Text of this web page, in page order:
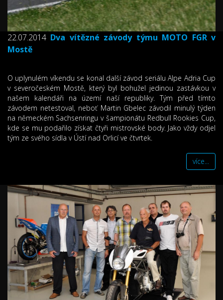
22.07.2014 Dva vítězné závody týmu MOTO FGR v
Mostě
O uplynulém víkendu se konal další závod seriálu Alpe Adria Cup
v severočeském Mostě, který byl bohužel jedinou zastávkou v
našem kalendáři na území naší republiky. Tým před tímto
závodem netestoval, neboť Martin Gbelec závodil minulý týden
na německém Sachsenringu v šampionátu Redbull Rookies Cup,
kde se mu podařilo získat čtyři mistrovské body. Jako vždy odjel
tým ze svého sídla v Ústí nad Orlicí ve čtvrtek.
více...